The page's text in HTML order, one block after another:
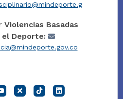
Violencias Basadas
el Deporte: